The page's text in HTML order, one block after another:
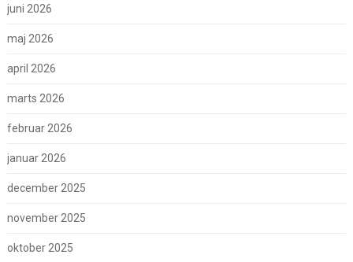
juni 2026
maj 2026
april 2026
marts 2026
februar 2026
januar 2026
december 2025
november 2025
oktober 2025